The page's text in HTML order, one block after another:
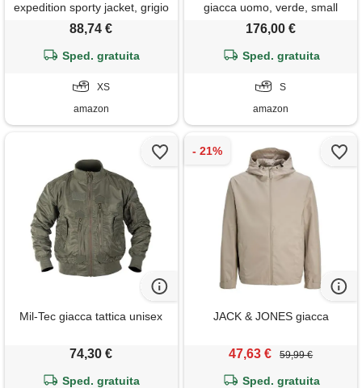
expedition sporty jacket, grigio
(sharkskin d25382-d712-
88,74 €
Sped. gratuita
XS
amazon
giacca uomo, verde, small
176,00 €
Sped. gratuita
S
amazon
Mil-Tec giacca tattica unisex
74,30 €
Sped. gratuita
JACK & JONES giacca
47,63 € 59,99 €
Sped. gratuita